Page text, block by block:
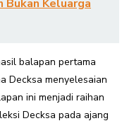
Bukan Keluarga
balapan pertama
Decksa menyelesaian
ini menjadi raihan
Decksa pada ajang